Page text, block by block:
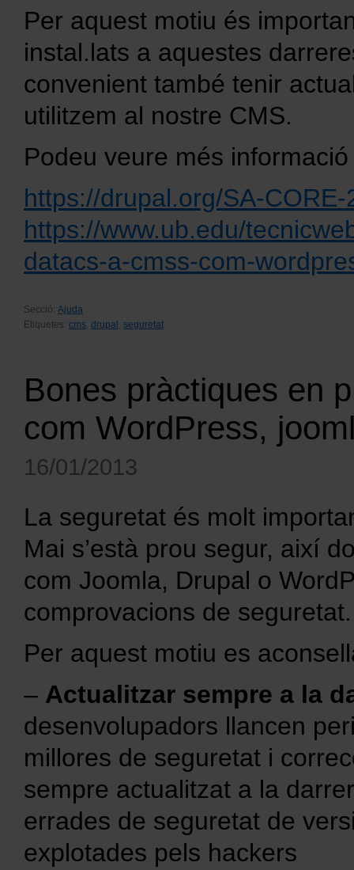
Per aquest motiu és
instal.lats a aquestes
convenient també tenir
utilitzem al nostre CMS.
Podeu veure més
https://drupal.org/SA-
https://www.ub.edu/
datacs-a-cmss-com-
Secció: Ajuda
Etiquetes: cms, drupal , seguretat
Bones pràctiques en
com WordPress,
16/01/2013
La seguretat és molt
Mai s’està prou segur, així
com Joomla, Drupal o
comprovacions de seguretat.
Per aquest motiu es
– Actualitzar sempre a la
desenvolupadors llancen
millores de seguretat i
sempre actualitzat a la
errades de seguretat de
explotades pels hackers